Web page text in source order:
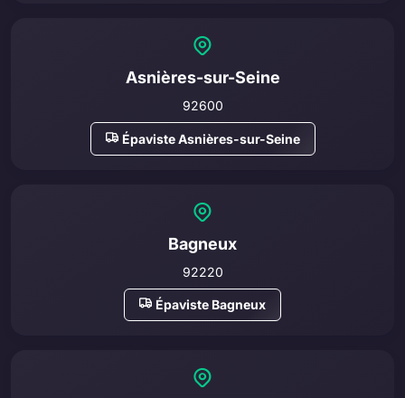
Asnières-sur-Seine
92600
Épaviste Asnières-sur-Seine
Bagneux
92220
Épaviste Bagneux